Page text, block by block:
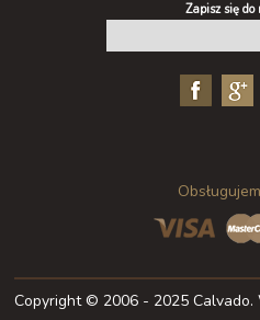
Zapisz się
Copyright © 2006 - 2025 Calvado.